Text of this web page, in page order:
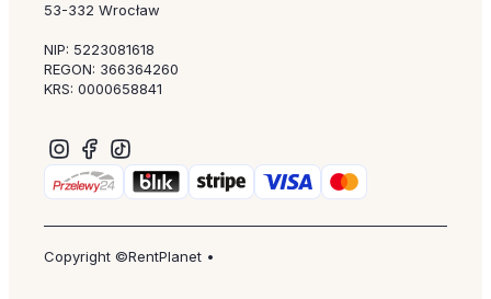
53-332 Wrocław
NIP: 5223081618
REGON: 366364260
KRS: 0000658841
Copyright ©RentPlanet •